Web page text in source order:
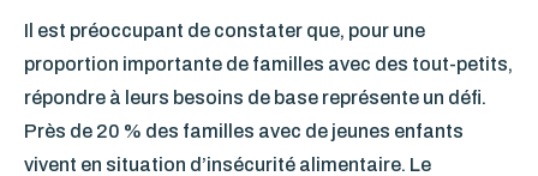
Il est préoccupant de constater que, pour une
proportion importante de familles avec des tout-petits,
répondre à leurs besoins de base représente un défi.
Près de 20 % des familles avec de jeunes enfants
vivent en situation d’insécurité alimentaire. Le